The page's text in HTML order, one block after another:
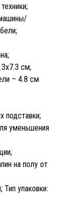
см;
– 4.8 см
подставки;
уменьшения
на полу от
Тип упаковки: